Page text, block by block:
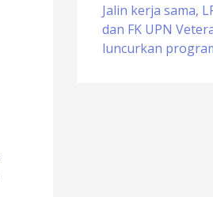
Jalin kerja sama,
dan FK UPN
luncurkan